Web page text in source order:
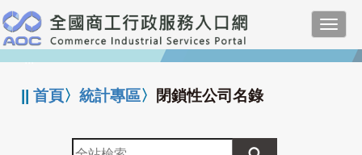
跳
到
主
要
:::
||首頁〉統計專區〉 閉鎖性公司名錄
全